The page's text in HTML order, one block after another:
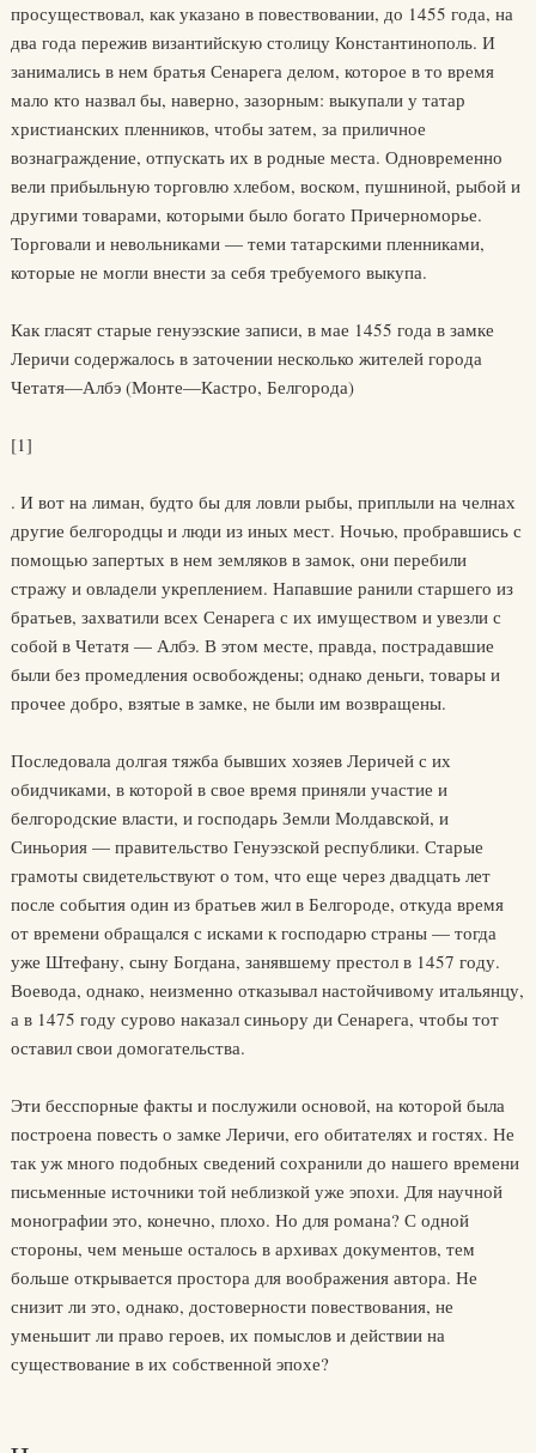
просуществовал, как указано в повествовании, до 1455 года, на
два года пережив византийскую столицу Константинополь. И
занимались в нем братья Сенарега делом, которое в то время
мало кто назвал бы, наверно, зазорным: выкупали у татар
христианских пленников, чтобы затем, за приличное
вознаграждение, отпускать их в родные места. Одновременно
вели прибыльную торговлю хлебом, воском, пушниной, рыбой и
другими товарами, которыми было богато Причерноморье.
Торговали и невольниками — теми татарскими пленниками,
которые не могли внести за себя требуемого выкупа.
Как гласят старые генуэзские записи, в мае 1455 года в замке
Леричи содержалось в заточении несколько жителей города
Четатя—Албэ (Монте—Кастро, Белгорода)
[1]
. И вот на лиман, будто бы для ловли рыбы, приплыли на челнах
другие белгородцы и люди из иных мест. Ночью, пробравшись с
помощью запертых в нем земляков в замок, они перебили
стражу и овладели укреплением. Напавшие ранили старшего из
братьев, захватили всех Сенарега с их имуществом и увезли с
собой в Четатя — Албэ. В этом месте, правда, пострадавшие
были без промедления освобождены; однако деньги, товары и
прочее добро, взятые в замке, не были им возвращены.
Последовала долгая тяжба бывших хозяев Леричей с их
обидчиками, в которой в свое время приняли участие и
белгородские власти, и господарь Земли Молдавской, и
Синьория — правительство Генуэзской республики. Старые
грамоты свидетельствуют о том, что еще через двадцать лет
после события один из братьев жил в Белгороде, откуда время
от времени обращался с исками к господарю страны — тогда
уже Штефану, сыну Богдана, занявшему престол в 1457 году.
Воевода, однако, неизменно отказывал настойчивому итальянцу,
а в 1475 году сурово наказал синьору ди Сенарега, чтобы тот
оставил свои домогательства.
Эти бесспорные факты и послужили основой, на которой была
построена повесть о замке Леричи, его обитателях и гостях. Не
так уж много подобных сведений сохранили до нашего времени
письменные источники той неблизкой уже эпохи. Для научной
монографии это, конечно, плохо. Но для романа? С одной
стороны, чем меньше осталось в архивах документов, тем
больше открывается простора для воображения автора. Не
снизит ли это, однако, достоверности повествования, не
уменьшит ли право героев, их помыслов и действии на
существование в их собственной эпохе?